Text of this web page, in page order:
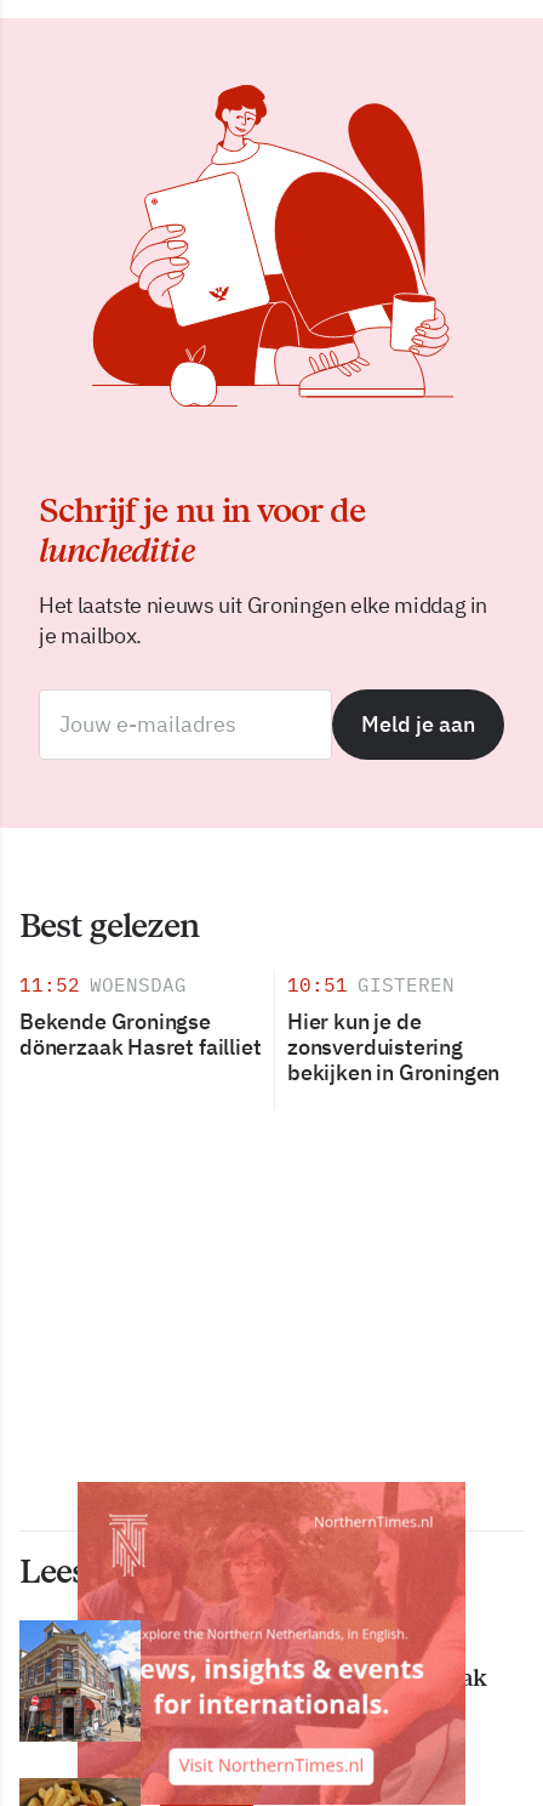
Schrijf je nu in voor de
luncheditie
Het laatste nieuws uit Groningen elke middag in
je mailbox.
Meld je aan
Best gelezen
11:52 WOENSDAG
Bekende Groningse
dönerzaak Hasret failliet
10:51 GISTEREN
Hier kun je de
zonsverduistering
bekijken in Groningen
Lees ook deze artikelen
ECONOMIE
Bekende Groningse dönerzaak
Hasret failliet
ECONOMIE